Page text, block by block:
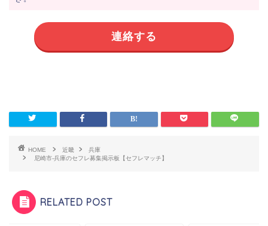
連絡する
HOME 近畿
兵庫
尼崎市-兵庫のセフレ募集掲示板【セフレマッチ】
RELATED POST